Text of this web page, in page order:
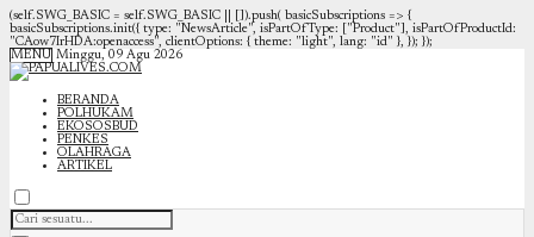
(self.SWG_BASIC = self.SWG_BASIC || []).push( basicSubscriptions => {
basicSubscriptions.init({ type: "NewsArticle", isPartOfType: ["Product"], isPartOfProductId:
"CAow7IrHDA:openaccess", clientOptions: { theme: "light", lang: "id" }, }); });
MENU Minggu, 09 Agu 2026
BERANDA
POLHUKAM
EKOSOSBUD
PENKES
OLAHRAGA
ARTIKEL